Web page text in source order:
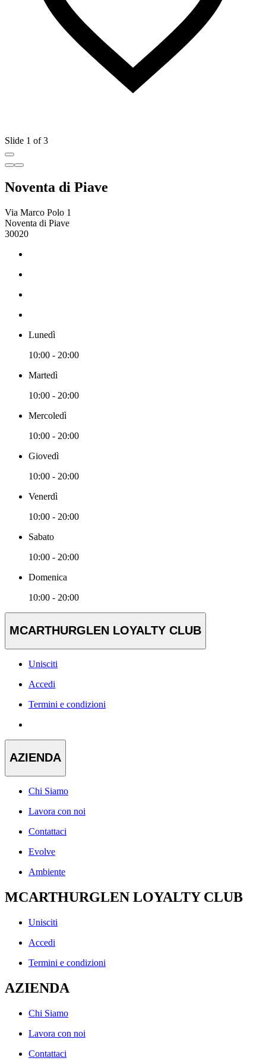
Slide 1 of 3
Noventa di Piave
Via Marco Polo 1
Noventa di Piave
30020
Lunedì
10:00 - 20:00
Martedì
10:00 - 20:00
Mercoledì
10:00 - 20:00
Giovedì
10:00 - 20:00
Venerdì
10:00 - 20:00
Sabato
10:00 - 20:00
Domenica
10:00 - 20:00
MCARTHURGLEN LOYALTY CLUB
Unisciti
Accedi
Termini e condizioni
AZIENDA
Chi Siamo
Lavora con noi
Contattaci
Evolve
Ambiente
MCARTHURGLEN LOYALTY CLUB
Unisciti
Accedi
Termini e condizioni
AZIENDA
Chi Siamo
Lavora con noi
Contattaci